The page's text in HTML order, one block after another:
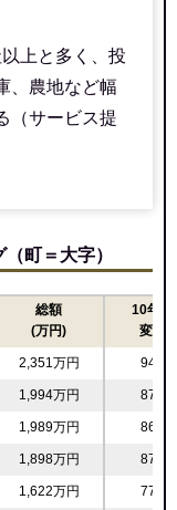
上と多く、投
、農地など幅
（サービス提
町＝大字）
総額
(万円)
10年前
変動
2,351万円
1,994万円
1,989万円
1,898万円
1,622万円